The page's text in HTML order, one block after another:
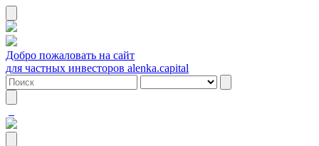
Добро пожаловать на сайт
для частных инвесторов alenka.capital